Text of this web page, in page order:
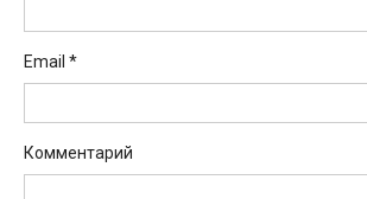
Email *
Комментарий